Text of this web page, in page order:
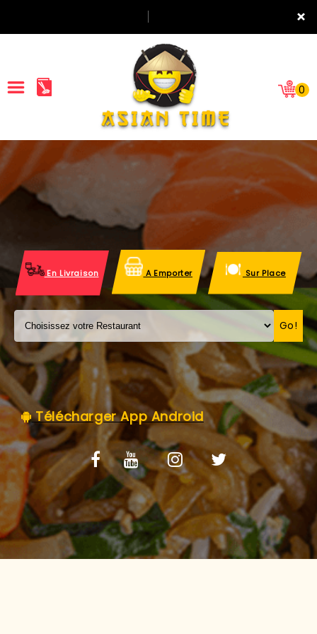
×
ACCUEIL
LA CARTE
VOS AVIS
MENTIONS LÉGALES
C.G.V
0
En Livraison A Emporter Sur Place
Go!
Télécharger App Android